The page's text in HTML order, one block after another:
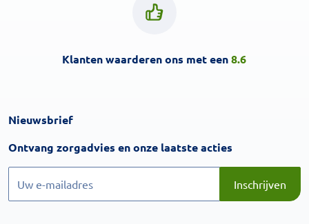
Klanten waarderen ons met een8.6
Nieuwsbrief
Ontvang zorgadvies en onze laatste acties
Inschrijven